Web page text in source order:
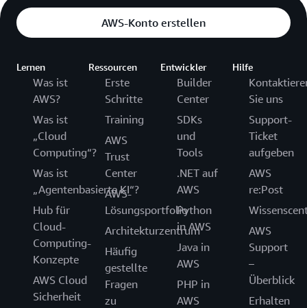
AWS-Konto erstellen
Lernen
Was ist
AWS?
Was ist
„Cloud
Computing“?
Was ist
„Agentenbasierte KI“?
Hub für
Cloud-
Computing-
Konzepte
AWS Cloud
Sicherheit
Ressourcen
Erste
Schritte
Training
AWS
Trust
Center
AWS-
Lösungsportfolio
Architekturzentrum
Häufig
gestellte
Fragen
zu
Entwickler
Builder
Center
SDKs
und
Tools
.NET auf
AWS
Python
in AWS
Java in
AWS
PHP in
AWS
Hilfe
Sie uns
Support-
Ticket
aufgeben
AWS
re:Post
AWS
Support
–
Überblick
Erhalten